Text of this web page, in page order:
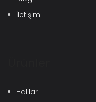
İletişim
Halılar